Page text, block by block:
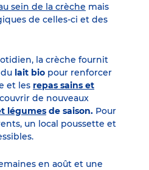
sein de la crèche mais
de celles-ci et des
la crèche fournit
lait bio pour renforcer
et les repas sains et
de nouveaux
légumes de saison. Pour
un local poussette et
en août et une